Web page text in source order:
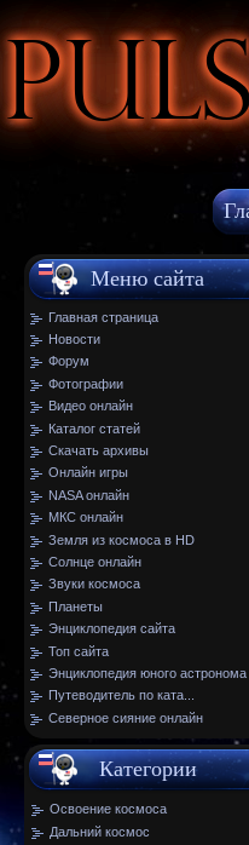
Меню сайта
Главная страница
Новости
Форум
Фотографии
Видео онлайн
Каталог статей
Скачать архивы
Онлайн игры
NASA онлайн
МКС онлайн
Земля из космоса в HD
Солнце онлайн
Звуки космоса
Планеты
Энциклопедия сайта
Топ сайта
Энциклопедия юного астронома
Путеводитель по ката...
Северное сияние онлайн
Категории
Освоение космоса
Дальний космос